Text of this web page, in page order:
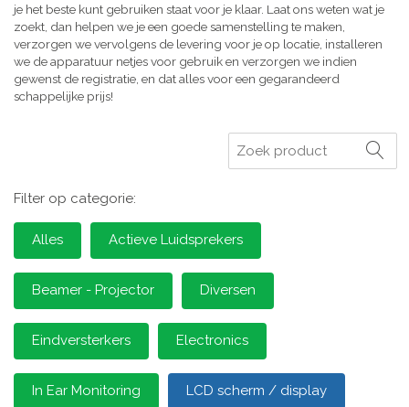
je het beste kunt gebruiken staat voor je klaar. Laat ons weten wat je
zoekt, dan helpen we je een goede samenstelling te maken,
verzorgen we vervolgens de levering voor je op locatie, installeren
we de apparatuur netjes voor gebruik en verzorgen we indien
gewenst de registratie, en dat alles voor een gegarandeerd
schappelijke prijs!
Zoeken
Filter op categorie:
Alles Actieve Luidsprekers
Beamer - Projector Diversen
Eindversterkers Electronics
In Ear Monitoring LCD scherm / display